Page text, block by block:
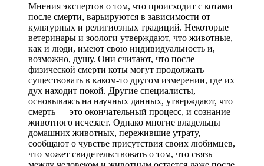
Мнения экспертов о том, что происходит с котами
после смерти, варьируются в зависимости от
культурных и религиозных традиций. Некоторые
ветеринары и зоологи утверждают, что животные,
как и люди, имеют свою индивидуальность и,
возможно, душу. Они считают, что после
физической смерти коты могут продолжать
существовать в каком-то другом измерении, где их
дух находит покой. Другие специалисты,
основываясь на научных данных, утверждают, что
смерть — это окончательный процесс, и сознание
животного исчезает. Однако многие владельцы
домашних животных, пережившие утрату,
сообщают о чувстве присутствия своих любимцев,
что может свидетельствовать о том, что связь